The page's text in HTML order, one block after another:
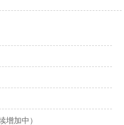
居后历次新续的字辈，分迁族人
居等。最后别忘了留下联系人和
的问问族中老年人口耳相传的信
增加中）